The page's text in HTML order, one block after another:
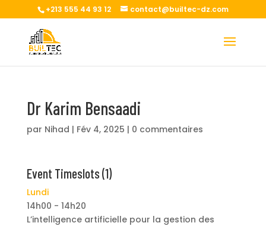
+213 555 44 93 12 contact@builtec-dz.com
Dr Karim Bensaadi
par Nihad | Fév 4, 2025 | 0 commentaires
Event Timeslots (1)
Lundi
14h00 - 14h20
L’intelligence artificielle pour la gestion des